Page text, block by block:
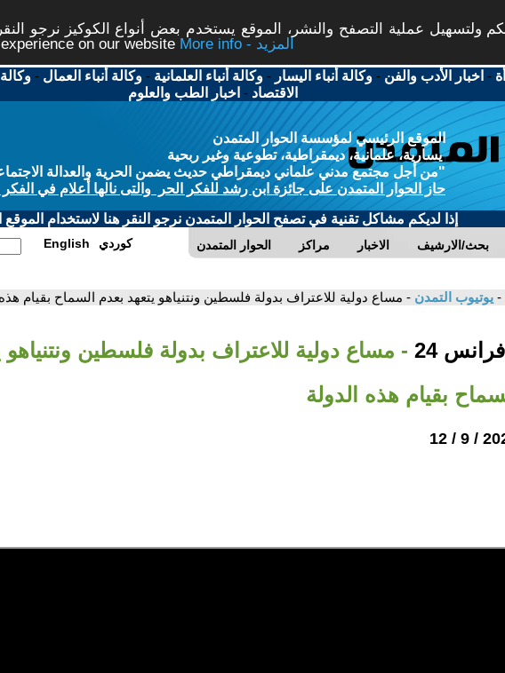
ولتسهيل عملية التصفح والنشر، الموقع يستخدم بعض أنواع الكوكيز نرجو
on our website
More info - المزيد
- اخبار الأدب والفن -وكالة أنباء اليسار -وكالة أنباء العلمانية -وكالة أنباء العمال -
الاقتصاد - اخبار الطب والعلوم
الموقع الرئيسي لمؤسسة الحوار المتمدن
يسارية، علمانية، ديمقراطية، تطوعية وغير ربحية
"من أجل مجتمع مدني علماني ديمقراطي حديث يضمن الحرية والعدالة
حاز الحوار المتمدن على جائزة ابن رشد للفكر الحر والتى نالها أعلام في الفكر
إذا لديكم مشاكل تقنية في تصفح الحوار المتمدن نرجو النقر هنا لاستخدام الموقع
الحوار المتمدن مراكز الاخبار بحث/الارشيف English كوردي
- يوتيوب التمدن - مساع دولية للاعتراف بدولة فلسطين ونتنياهو يتعهد بعدم السماح بقيام هذه
24
- مساع دولية للاعتراف بدولة فلسطين ونتنياهو
بقيام هذه الدولة
2025 /